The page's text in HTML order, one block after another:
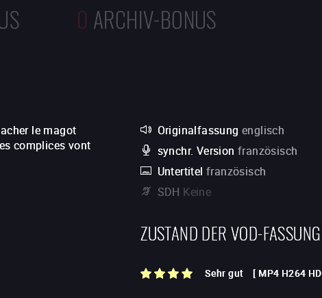
0 ARCHIV-BONUS
le magot
complices vont
Originalfassung englisch
synchr. Version französisch
Untertitel französisch
SDH Keine
ZUSTAND DER VOD-FASSUNG
Sehr gut [ MP4 H264 HD